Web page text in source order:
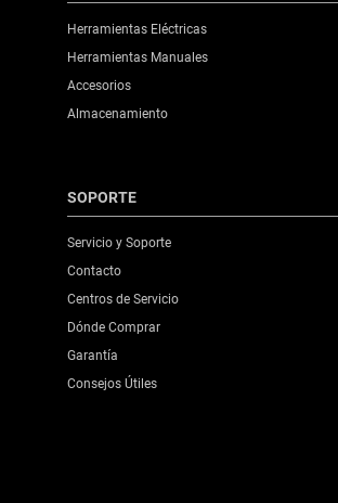
Herramientas Eléctricas
Herramientas Manuales
Accesorios
Almacenamiento
SOPORTE
Servicio y Soporte
Contacto
Centros de Servicio
Dónde Comprar
Garantía
Consejos Útiles